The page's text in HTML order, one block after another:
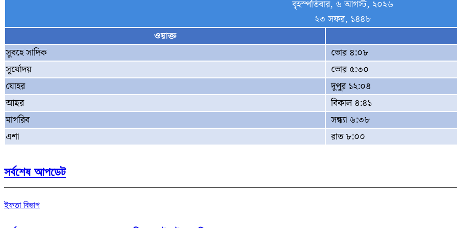
বৃহস্পতিবার, ৬ আগস্ট, ২০২৬
২৩ সফর, ১৪৪৮
ওয়াক্ত
সুবহে সাদিক
ভোর ৪:০৮
সূর্যোদয়
ভোর ৫:৩০
যোহর
দুপুর ১২:০৪
আছর
বিকাল ৪:৪১
মাগরিব
সন্ধ্যা ৬:৩৮
এশা
রাত ৮:০০
সর্বশেষ আপডেট
ইফতা বিভাগ